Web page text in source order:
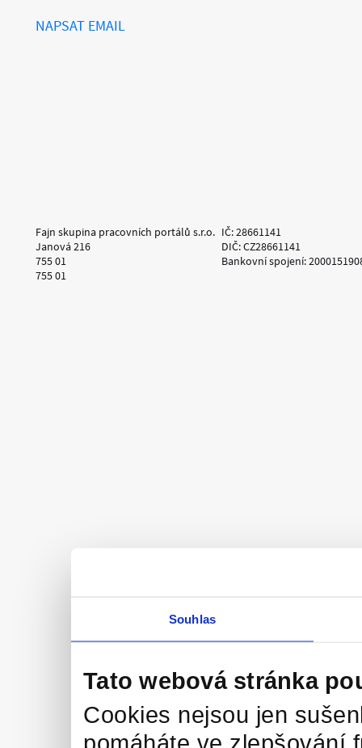
Souhlas
Tato webová stránka
Cookies nejsou jen
pomáháte ve zlepšování
NAPSAT EMAIL
Fajn skupina pracovních portálů s.r.o.
Janová 216
755 01
755 01
IČ: 28661141
DIČ: CZ28661141
Bankovní spojení: